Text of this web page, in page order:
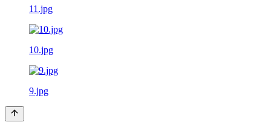
11.jpg
10.jpg
9.jpg